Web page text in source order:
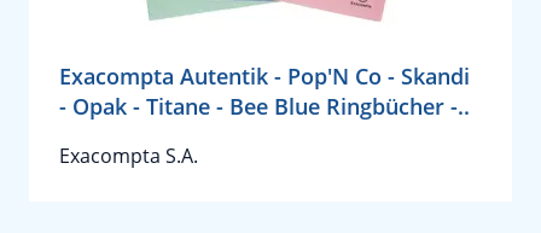
Exacompta Autentik - Pop'N Co - Skandi
- Opak - Titane - Bee Blue Ringbücher -..
Exacompta S.A.